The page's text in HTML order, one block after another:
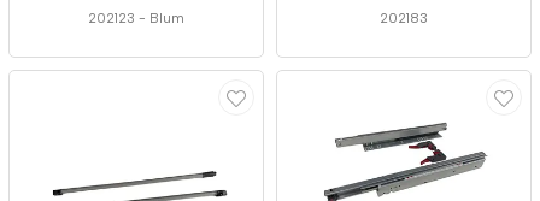
202123 - Blum 202183